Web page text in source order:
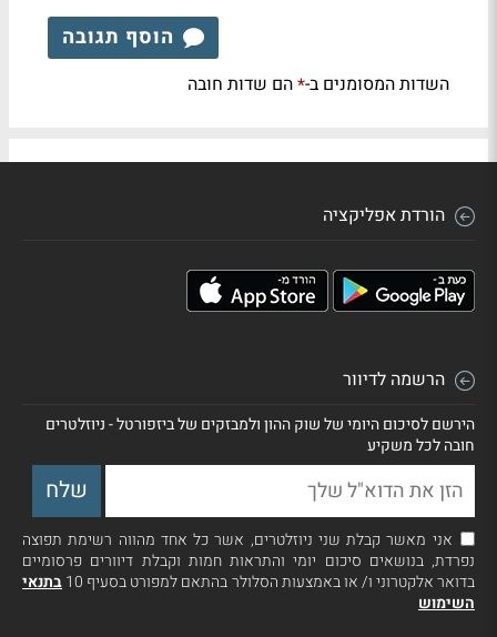
הוסף תגובה
השדות המסומנים ב-*הם שדות חובה
הורדת אפליקציה
הרשמה לדיוור
הירשם לסיכום היומי של שוק ההון ולמבזקים של ביזפורטל - ניוזלטרים
חובה לכל משקיע
אני מאשר קבלת שני ניוזלטרים, אשר כל אחד מהווה רשימת תפוצה
נפרדת, בנושאים סיכום יומי והתראות חמות וקבלת דיוורים פרסומיים
בדואר אלקטרוני ו/ או באמצעות הסלולר בהתאם למפורט בסעיף 10
בתנאי
השימוש